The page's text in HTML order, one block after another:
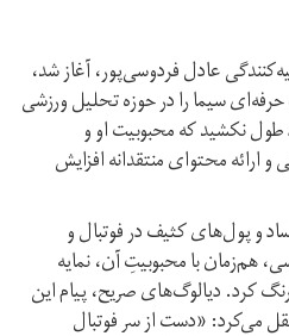
تابستان ۱۳۷۸، با تهیه‌کنندگی عادل فردوسی‌پور، آغاز شد،
حرفه‌ای سیما را در حوزه تحلیل ورزشی
طول نکشید که محبوبیت او و
ارائه محتوای منتقدانه افزایش
و پول‌های کثیف در فوتبال و
با محبوبیتِ آن، نمایه
کرد. دیالوگ‌های صریح، پیام این
می‌کرد: «دست از سر فوتبال